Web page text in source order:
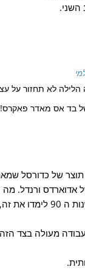
השני.
הלילה לא תחזור על
בד אס מאדר פאקרס!
של כדורסל
אדוארדס ורנדל.
מקרוב או פיידאווי?
מעולה בצד